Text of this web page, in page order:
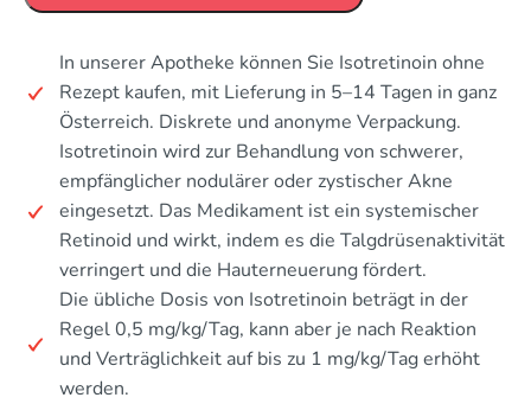
In unserer Apotheke können Sie Isotretinoin ohne
Rezept kaufen, mit Lieferung in 5–14 Tagen in ganz
Österreich. Diskrete und anonyme Verpackung.
Isotretinoin wird zur Behandlung von schwerer,
empfänglicher nodulärer oder zystischer Akne
eingesetzt. Das Medikament ist ein systemischer
Retinoid und wirkt, indem es die Talgdrüsenaktivität
verringert und die Hauterneuerung fördert.
Die übliche Dosis von Isotretinoin beträgt in der
Regel 0,5 mg/kg/Tag, kann aber je nach Reaktion
und Verträglichkeit auf bis zu 1 mg/kg/Tag erhöht
werden.